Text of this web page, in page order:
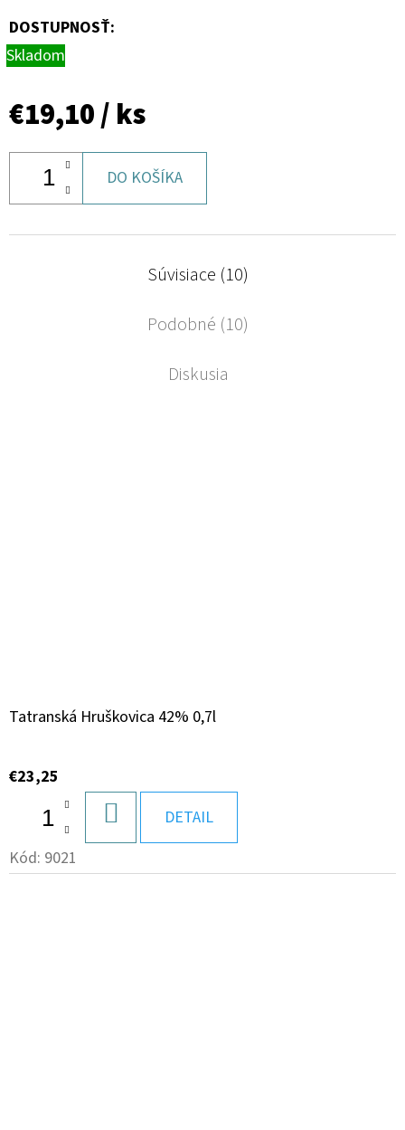
DOSTUPNOSŤ:
Skladom
€19,10/ ks
DO KOŠÍKA
Súvisiace (10)
Podobné (10)
Diskusia
Tatranská Hruškovica 42% 0,7l
€23,25
KOŠÍKA
DETAIL
Kód: 9021